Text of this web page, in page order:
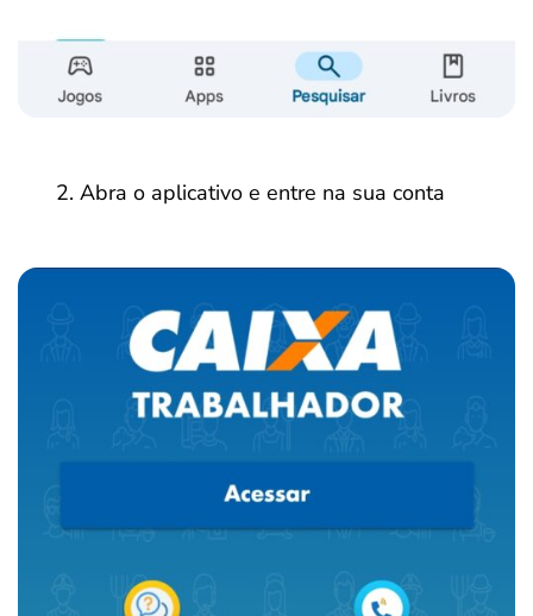
Abra o aplicativo e entre na sua conta